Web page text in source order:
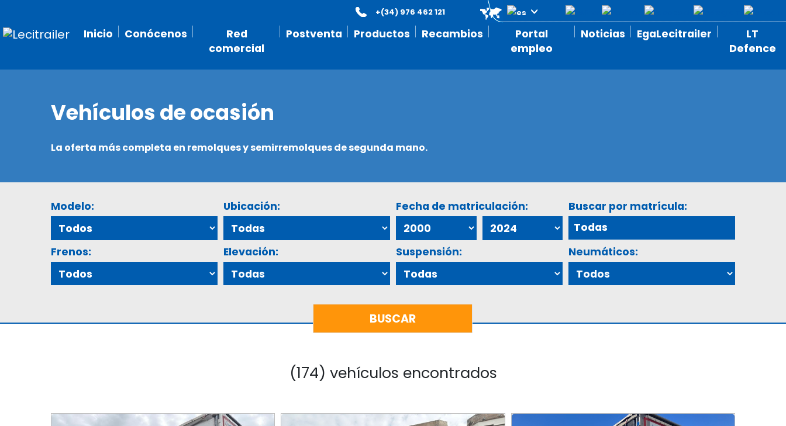
Inicio Conócenos
Red
comercial
Postventa Productos Recambios
Portal
empleo
Noticias EgaLecitrailer
LT
Defence
+(34) 976 462 121
Vehículos de ocasión
La oferta más completa en remolques y semirremolques de segunda mano.
Modelo: Ubicación: Fecha de matriculación: Buscar por matrícula:
Frenos: Elevación: Suspensión: Neumáticos:
(174) vehículos encontrados